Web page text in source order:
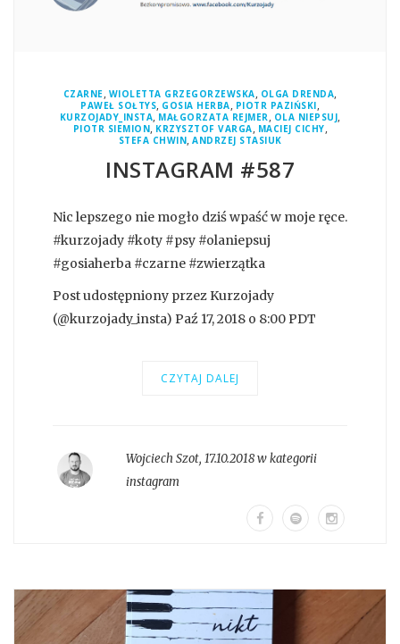
CZARNE, WIOLETTA GRZEGORZEWSKA, OLGA DRENDA,
PAWEŁ SOŁTYS, GOSIA HERBA, PIOTR PAZIŃSKI,
KURZOJADY_INSTA, MAŁGORZATA REJMER, OLA NIEPSUJ,
PIOTR SIEMION, KRZYSZTOF VARGA, MACIEJ CICHY,
STEFA CHWIN, ANDRZEJ STASIUK
INSTAGRAM #587
Nic lepszego nie mogło dziś wpaść w moje ręce.
#kurzojady #koty #psy #olaniepsuj
#gosiaherba #czarne #zwierzątka
Post udostępniony przez Kurzojady
(@kurzojady_insta) Paź 17, 2018 o 8:00 PDT
CZYTAJ DALEJ
Wojciech Szot, 17.10.2018 w kategorii
instagram